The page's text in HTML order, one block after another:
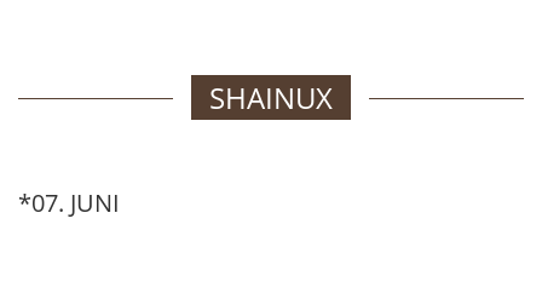
SHAINUX
*07. JUNI